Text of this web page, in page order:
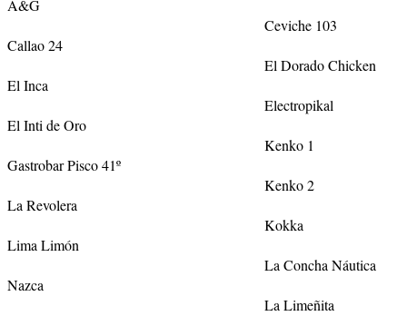
A&G
Callao 24
El Inca
El Inti de Oro
Gastrobar Pisco 41º
La Revolera
Lima Limón
Nazca
Ceviche 103
El Dorado Chicken
Electropikal
Kenko 1
Kenko 2
Kokka
La Concha Náutica
La Limeñita